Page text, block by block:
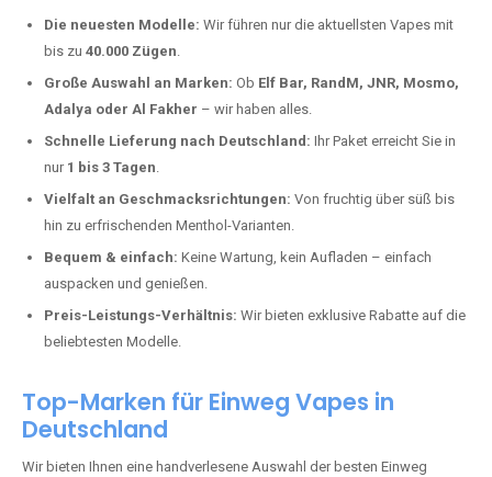
Die neuesten Modelle: Wir führen nur die aktuellsten Vapes mit
bis zu 40.000 Zügen.
Große Auswahl an Marken: Ob Elf Bar, RandM, JNR, Mosmo,
Adalya oder Al Fakher – wir haben alles.
Schnelle Lieferung nach Deutschland: Ihr Paket erreicht Sie in
nur 1 bis 3 Tagen.
Vielfalt an Geschmacksrichtungen: Von fruchtig über süß bis
hin zu erfrischenden Menthol-Varianten.
Bequem & einfach: Keine Wartung, kein Aufladen – einfach
auspacken und genießen.
Preis-Leistungs-Verhältnis: Wir bieten exklusive Rabatte auf die
beliebtesten Modelle.
Top-Marken für Einweg Vapes in
Deutschland
Wir bieten Ihnen eine handverlesene Auswahl der besten Einweg